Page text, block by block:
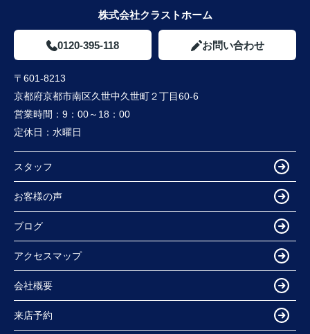
株式会社クラストホーム
0120-395-118 お問い合わせ
〒601-8213
京都府京都市南区久世中久世町２丁目60-6
営業時間： 9：00～18：00
定休日： 水曜日
スタッフ
お客様の声
ブログ
アクセスマップ
会社概要
来店予約